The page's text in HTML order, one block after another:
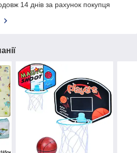
14 днів за рахунок покупця